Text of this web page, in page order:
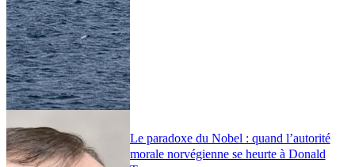
Le paradoxe du Nobel : quand l’autorité
morale norvégienne se heurte à Donald